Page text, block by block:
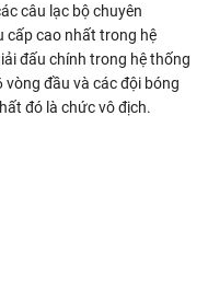
câu lạc bộ chuyên
cấp cao nhất trong hệ
đấu chính trong hệ thống
vòng đầu và các đội bóng
đó là chức vô địch.